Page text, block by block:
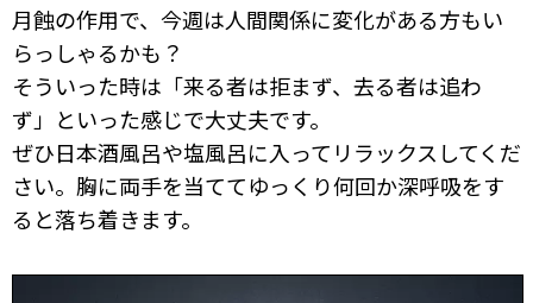
月蝕の作用で、今週は人間関係に変化がある方もい
らっしゃるかも？
そういった時は「来る者は拒まず、去る者は追わ
ず」といった感じで大丈夫です。
ぜひ日本酒風呂や塩風呂に入ってリラックスしてくだ
さい。胸に両手を当ててゆっくり何回か深呼吸をす
ると落ち着きます。